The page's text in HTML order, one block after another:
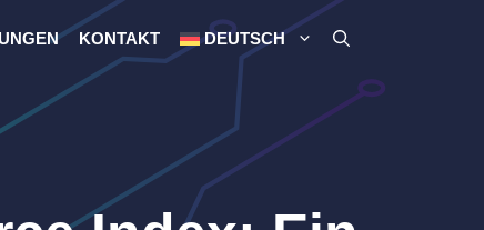
KONTAKT DEUTSCH